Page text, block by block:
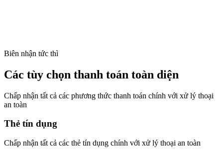
Biên nhận tức thì
Các tùy chọn thanh toán toàn diện
Chấp nhận tất cả các phương thức thanh toán chính với xử lý thoại
an toàn
Thẻ tín dụng
Chấp nhận tất cả các thẻ tín dụng chính với xử lý thoại an toàn